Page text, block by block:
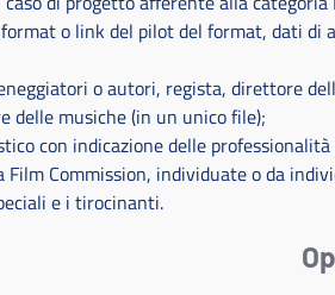
o link del pilot del format, dati di
o autori, regista, direttore
delle musiche (in un unico file);
con indicazione delle
Film Commission, individuate o da
e i tirocinanti.